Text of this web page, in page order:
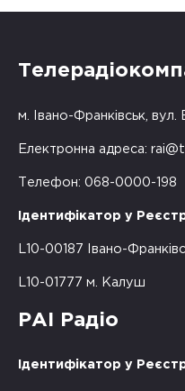
м. Івано-Франківськ, вул.
Електронна адреса:
Телефон: 068-0000-198
Ідентифікатор у
L10-00187 Івано-
L10-01777 м. Калуш
РАІ Радіо
Ідентифікатор у